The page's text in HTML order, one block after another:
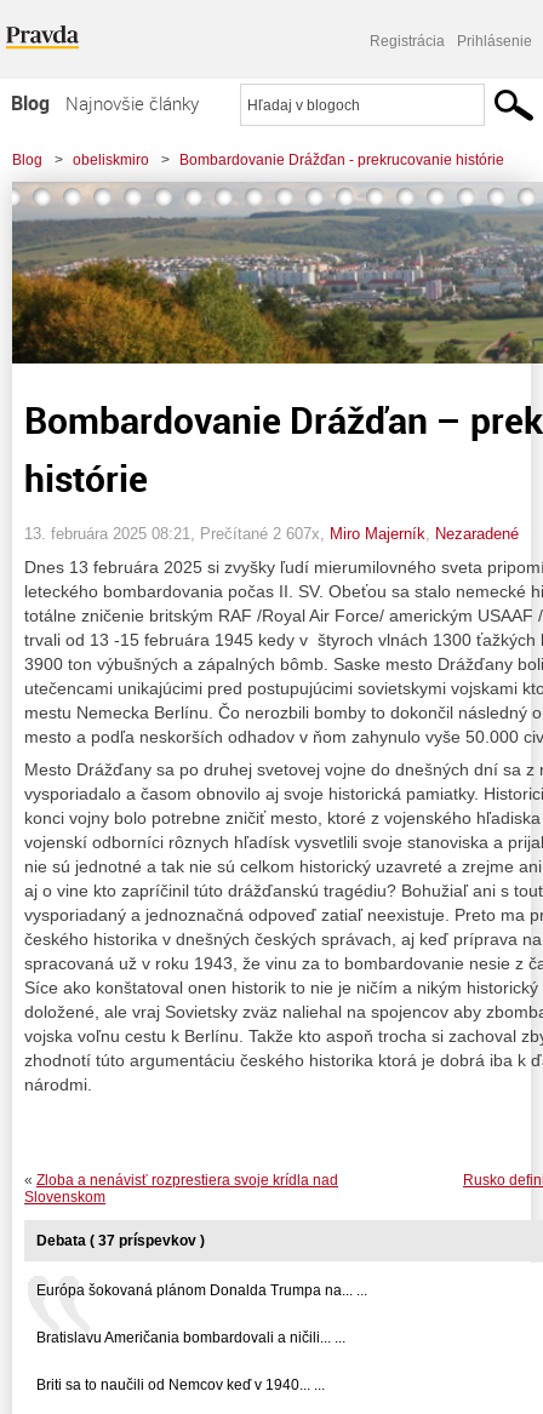
Registrácia Prihlásenie
Blog
Najnovšie články
Najčítanejšie články
Najkomentovanejšie články
Zoznam blogov
Komerčné blogy
Blog > obeliskmiro > Bombardovanie Drážďan - prekrucovanie histórie
Bombardovanie Drážďan –
histórie
13. februára 2025 08:21 , Prečítané 2 607x, Miro Majerník Nezaradené
Dnes 13 februára 2025 si zvyšky ľudí mierumilovného sveta
leteckého bombardovania počas II. SV. Obeťou sa stalo nemecké
totálne zničenie britským RAF /Royal Air Force/ americkým USAAF
trvali od 13 -15 februára 1945 kedy v štyroch vlnách 1300 ťažkých
3900 ton výbušných a zápalných bômb. Saske mesto Drážďany
utečencami unikajúcimi pred postupujúcimi sovietskymi vojskami
mestu Nemecka Berlínu. Čo nerozbili bomby to dokončil následný
mesto a podľa neskorších odhadov v ňom zahynulo vyše 50.000
Mesto Drážďany sa po druhej svetovej vojne do dnešných dní sa z
vysporiadalo a časom obnovilo aj svoje historická pamiatky.
konci vojny bolo potrebne zničiť mesto, ktoré z vojenského
vojenskí odborníci rôznych hľadísk vysvetlili svoje stanoviska a
nie sú jednotné a tak nie sú celkom historický uzavreté a zrejme
aj o vine kto zapríčinil túto drážďanskú tragédiu? Bohužiaľ ani s
vysporiadaný a jednoznačná odpoveď zatiaľ neexistuje. Preto ma
českého historika v dnešných českých správach, aj keď príprava
spracovaná už v roku 1943, že vinu za to bombardovanie nesie z
Síce ako konštatoval onen historik to nie je ničím a nikým
doložené, ale vraj Sovietsky zväz naliehal na spojencov aby
vojska voľnu cestu k Berlínu. Takže kto aspoň trocha si zachoval
zhodnotí túto argumentáciu českého historika ktorá je dobrá iba k
národmi.
Rusko
« Zloba a nenávisť rozprestiera svoje krídla nad
Slovenskom
Debata ( 37 príspevkov )
Európa šokovaná plánom Donalda Trumpa na... ...
Bratislavu Američania bombardovali a ničili... ...
Briti sa to naučili od Nemcov keď v 1940... ...